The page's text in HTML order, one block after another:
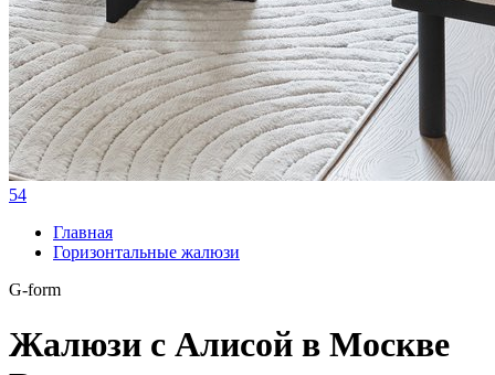
54
Главная
Горизонтальные жалюзи
G-form
Жалюзи с Алисой в Москве